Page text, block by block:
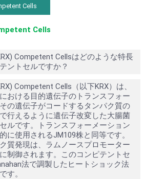
Cells
Cells
Competent Cellsはどのような特長
ントセルですか？
Competent Cells（以下KRX）は、
おける目的遺伝子のトランスフォー
の遺伝子がコードするタンパク質の
行えるように遺伝子改変した大腸菌
ルです。トランスフォーメーション
に使用されるJM109株と同等です。
質発現は、ラムノースプロモーター
制御されます。このコンピテントセ
法で調製したヒートショック法
す。